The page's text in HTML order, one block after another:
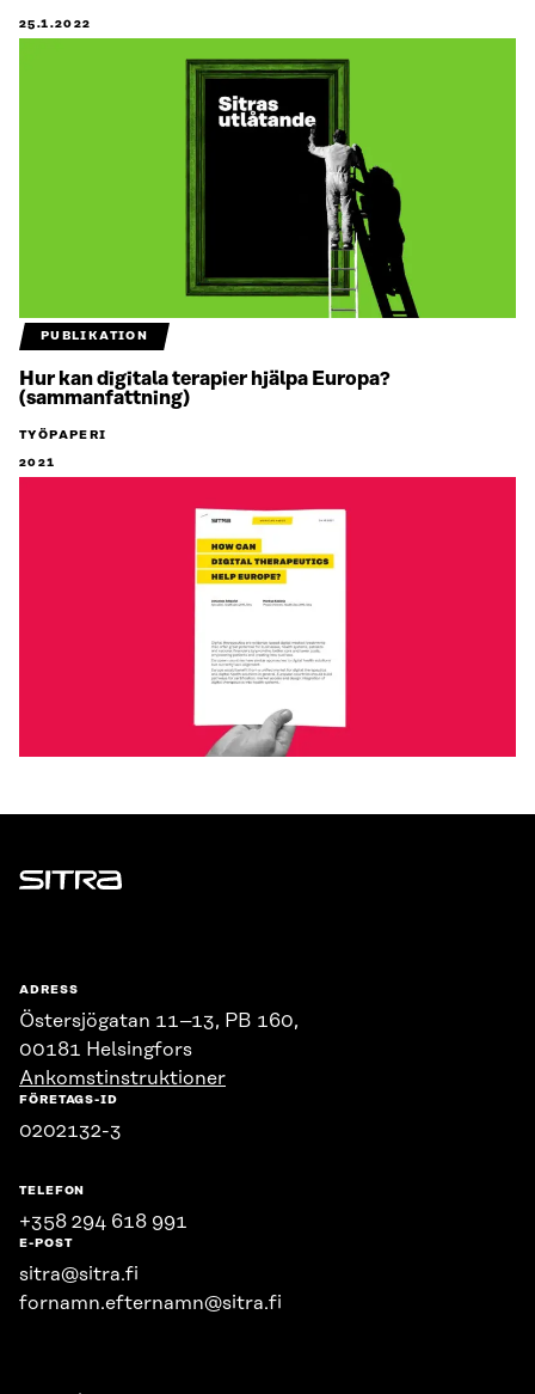
25.1.2022
PUBLIKATION
Hur kan digitala terapier hjälpa Europa?
(sammanfattning)
TYÖPAPERI
2021
Sitra
ADRESS
Östersjögatan 11–13, PB 160,
00181 Helsingfors
Ankomstinstruktioner
FÖRETAGS-ID
0202132-3
TELEFON
+358 294 618 991
E-POST
sitra@sitra.fi
fornamn.efternamn@sitra.fi